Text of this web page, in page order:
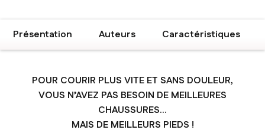
Présentation Auteurs Caractéristiques
POUR COURIR PLUS VITE ET SANS DOULEUR,
VOUS N’AVEZ PAS BESOIN DE MEILLEURES
CHAUSSURES...
MAIS DE MEILLEURS PIEDS !